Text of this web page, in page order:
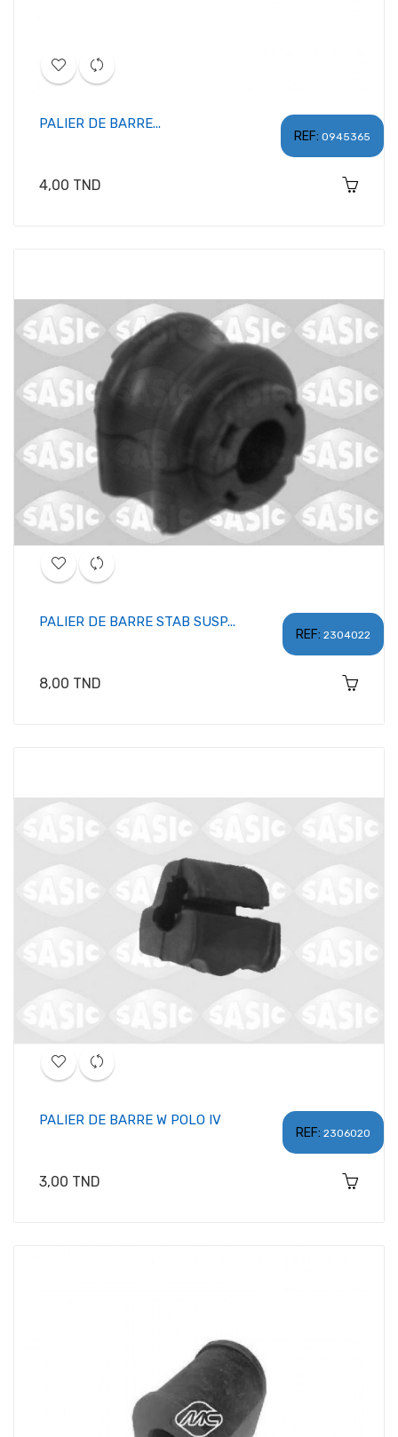
REF: 0945365
PALIER DE BARRE...
Prix
4,00 TND
REF: 2304022
PALIER DE BARRE STAB SUSP...
Prix
8,00 TND
REF: 2306020
PALIER DE BARRE W POLO IV
Prix
3,00 TND